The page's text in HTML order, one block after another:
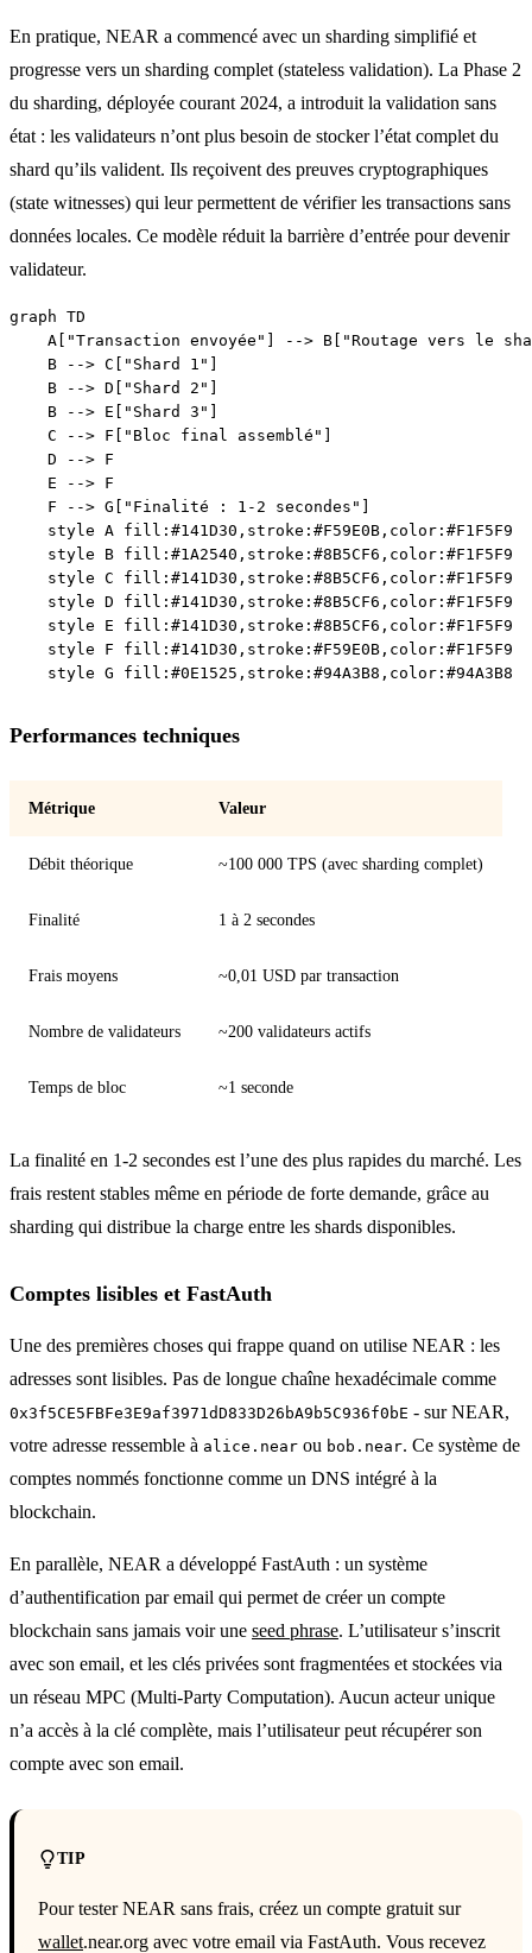
En pratique, NEAR a commencé avec un sharding simplifié et
progresse vers un sharding complet (stateless validation). La Phase 2
du sharding, déployée courant 2024, a introduit la validation sans
état : les validateurs n’ont plus besoin de stocker l’état complet du
shard qu’ils valident. Ils reçoivent des preuves cryptographiques
(state witnesses) qui leur permettent de vérifier les transactions sans
données locales. Ce modèle réduit la barrière d’entrée pour devenir
validateur.
graph TD
A["Transaction envoyée"] --> B["Routage vers le
    B --> C["Shard 1"]
    B --> D["Shard 2"]
    B --> E["Shard 3"]
    C --> F["Bloc final assemblé"]
    D --> F
    E --> F
    F --> G["Finalité : 1-2 secondes"]
    style A fill:#141D30,stroke:#F59E0B,color:#F1F5F9
    style B fill:#1A2540,stroke:#8B5CF6,color:#F1F5F9
    style C fill:#141D30,stroke:#8B5CF6,color:#F1F5F9
    style D fill:#141D30,stroke:#8B5CF6,color:#F1F5F9
    style E fill:#141D30,stroke:#8B5CF6,color:#F1F5F9
    style F fill:#141D30,stroke:#F59E0B,color:#F1F5F9
Performances techniques
Métrique Valeur
Débit théorique ~100 000 TPS (avec sharding complet)
Finalité 1 à 2 secondes
Frais moyens ~0,01 USD par transaction
Nombre de validateurs ~200 validateurs actifs
Temps de bloc ~1 seconde
La finalité en 1-2 secondes est l’une des plus rapides du marché. Les
frais restent stables même en période de forte demande, grâce au
sharding qui distribue la charge entre les shards disponibles.
Comptes lisibles et FastAuth
Une des premières choses qui frappe quand on utilise NEAR : les
adresses sont lisibles. Pas de longue chaîne hexadécimale comme
0x3f5CE5FBFe3E9af3971dD833D26bA9b5C936f0bE - sur NEAR,
votre adresse ressemble à alice.near ou bob.near. Ce système de
comptes nommés fonctionne comme un DNS intégré à la
blockchain.
En parallèle, NEAR a développé FastAuth : un système
d’authentification par email qui permet de créer un compte
blockchain sans jamais voir une seed phrase. L’utilisateur s’inscrit
avec son email, et les clés privées sont fragmentées et stockées via
un réseau MPC (Multi-Party Computation). Aucun acteur unique
n’a accès à la clé complète, mais l’utilisateur peut récupérer son
compte avec son email.
TIP
Pour tester NEAR sans frais, créez un compte gratuit sur
wallet.near.org avec votre email via FastAuth. Vous recevez